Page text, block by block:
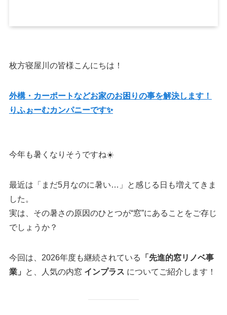
枚方寝屋川の皆様こんにちは！
外構・カーポートなどお家のお困りの事を解決します！
りふぉーむカンパニーです✨
今年も暑くなりそうですね☀️
最近は「まだ5月なのに暑い…」と感じる日も増えてきま
した。
実は、その暑さの原因のひとつが“窓”にあることをご存じ
でしょうか？
今回は、2026年度も継続されている
「先進的窓リノベ事
業」
と、人気の内窓 インプラス についてご紹介します！